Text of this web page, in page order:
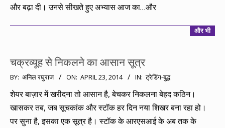
और बढ़ा दी। उनसे सीखते हुए अभ्यास आज का…और
और भी
चक्रव्यूह से निकलने का आसान सूत्र
2014-
04-
BY: अनिल रघुराज ON: APRIL 23, 2014 IN: ट्रेडिंग-बुद्ध
शेयर बाज़ार में खरीदना तो आसान है, बेचकर निकलना बेहद कठिन।
खासकर तब, जब सूचकांक और स्टॉक हर दिन नया शिखर बना रहा हो।
पर सुना है, इसका एक सूत्र है। स्टॉक के आरएसआई के अब तक के